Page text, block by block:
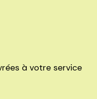
à votre service